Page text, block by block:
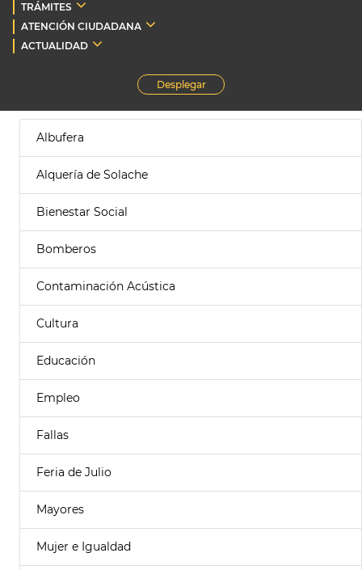
TRÁMITES
ATENCIÓN CIUDADANA
ACTUALIDAD
Desplegar
Albufera
Alquería de Solache
Bienestar Social
Bomberos
Contaminación Acústica
Cultura
Educación
Empleo
Fallas
Feria de Julio
Mayores
Mujer e Igualdad